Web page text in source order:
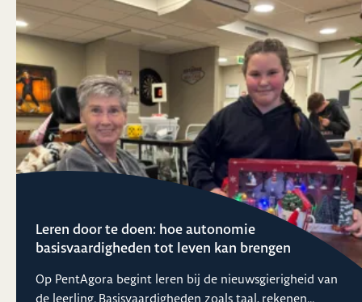
Leren door te doen: hoe autonomie
basisvaardigheden tot leven kan brengen
Op PentAgora begint leren bij de nieuwsgierigheid van
de leerling. Basisvaardigheden zoals taal, rekenen...